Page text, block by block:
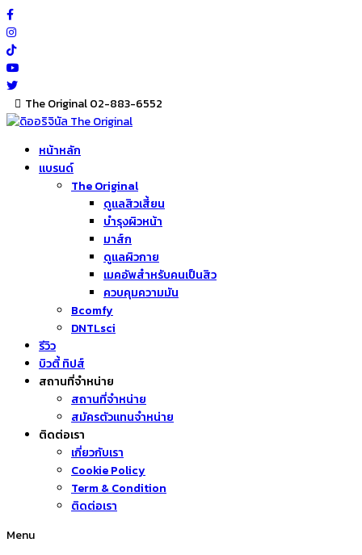
Skip
to
content
The Original 02-883-6552
หน้าหลัก
แบรนด์
The Original
ดูแลสิวเสี้ยน
บำรุงผิวหน้า
มาส์ก
ดูแลผิวกาย
เมคอัพสำหรับคนเป็นสิว
ควบคุมความมัน
Bcomfy
DNTLsci
รีวิว
บิวตี้ ทิปส์
สถานที่จำหน่าย
สถานที่จำหน่าย
สมัครตัวแทนจำหน่าย
ติดต่อเรา
เกี่ยวกับเรา
Cookie Policy
Term & Condition
ติดต่อเรา
Menu